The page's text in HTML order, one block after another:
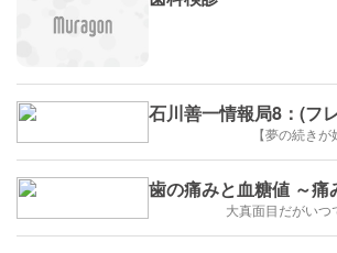
石川善一情報局8：(フ
【夢の続き
歯の痛みと血糖値 ～痛
大真面目だがいつ